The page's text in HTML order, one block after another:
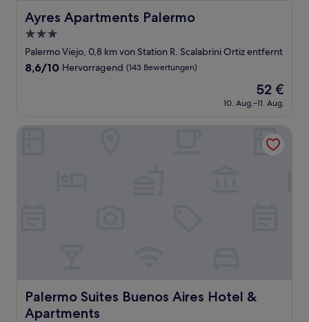
Ayres Apartments Palermo
Ayres Apartments Palermo
3.0-
Sterne-
Unterkunft
Palermo Viejo, 0,8 km von Station R. Scalabrini Ortiz entfernt
8.6
Bewertungen)
8,6/10 Hervorragend (143 Bewertungen)
Der
Preis
beträgt
52 €
10. Aug.–11. Aug.
Palermo Suites Buenos Aires Hotel &
Apartments
Palermo Suites Buenos Aires Hotel & Apartments